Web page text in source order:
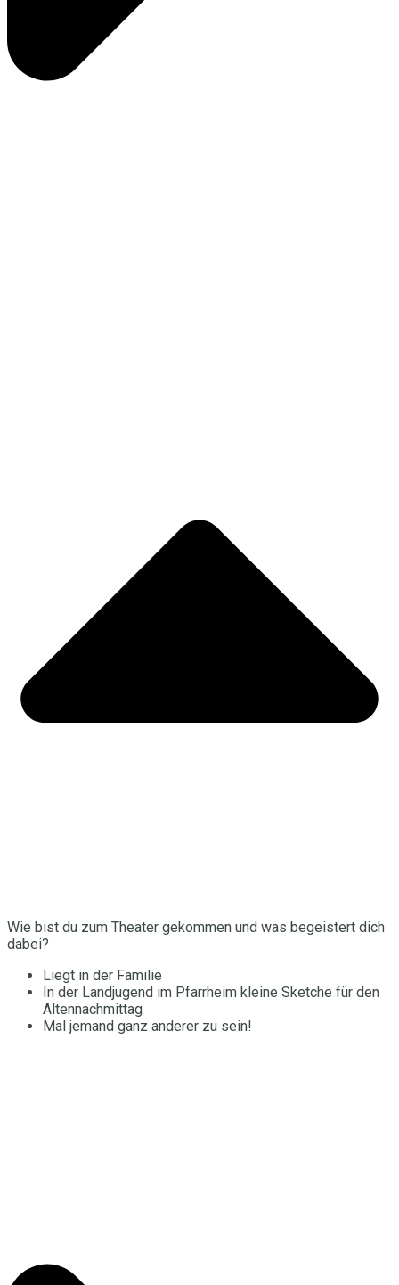
Wie bist du zum Theater gekommen und was begeistert dich
dabei?
Liegt in der Familie
In der Landjugend im Pfarrheim kleine Sketche für den
Altennachmittag
Mal jemand ganz anderer zu sein!